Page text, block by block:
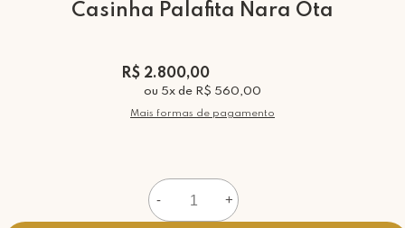
Casinha Palafita Nara Ota
R$ 2.800,00
ou 5x de R$ 560,00
Mais formas de pagamento
- +